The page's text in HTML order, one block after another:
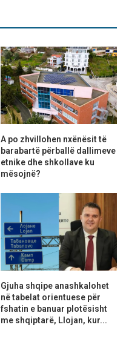
A po zhvillohen nxënësit të
barabartë përballë dallimeve
etnike dhe shkollave ku
mësojnë?
Gjuha shqipe anashkalohet
në tabelat orientuese për
fshatin e banuar plotësisht
me shqiptarë, Llojan, kur...